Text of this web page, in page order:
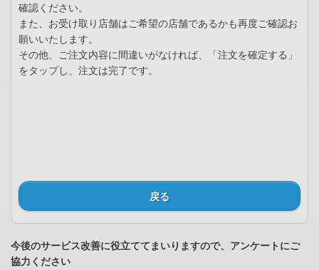
確認ください。
また、お受け取り店舗はご希望の店舗であるかも再度ご確認お
願いいたします。
その他、ご注文内容に間違いがなければ、「注文を確定する」
をタップし、注文は完了です。
戻る
今後のサービス改善に役立ててまいりますので、アンケートにご
協力ください